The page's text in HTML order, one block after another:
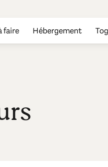
faire Hébergement